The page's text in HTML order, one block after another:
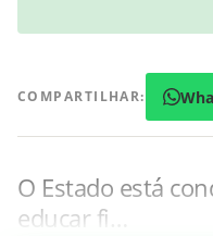
COMPARTILHAR:
O Estado está
educar fi…